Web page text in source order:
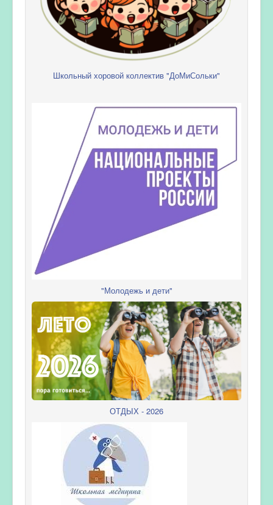
Школьный хоровой коллектив "ДоМиСольки"
"Молодежь и дети"
ОТДЫХ - 2026